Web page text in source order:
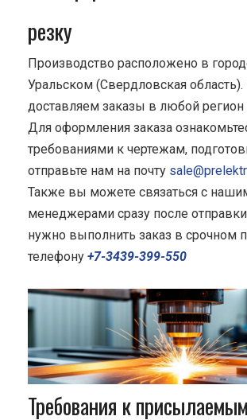
резку
Производство расположено в
Уральском (Свердловская
доставляем заказы в любой регион
Для оформления заказа
требованиями к чертежам,
отправьте нам на почту
Также вы можете связаться с
менеджерами сразу после
нужно выполнить заказ в срочном
телефону +7-3439-399-550
Требования к присылаемым